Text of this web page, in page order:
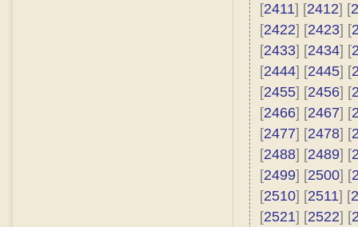
[2411] [2412] [
[2422] [2423] [
[2433] [2434] [
[2444] [2445] [
[2455] [2456] [
[2466] [2467] [
[2477] [2478] [
[2488] [2489] [
[2499] [2500] [
[2510] [2511] [
[2521] [2522] [